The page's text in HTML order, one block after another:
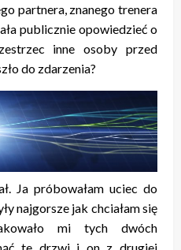
partnera, znanego trenera
publicznie opowiedzieć o
inne osoby przed
do zdarzenia?
Ja próbowałam uciec do
najgorsze jak chciałam się
mi tych dwóch